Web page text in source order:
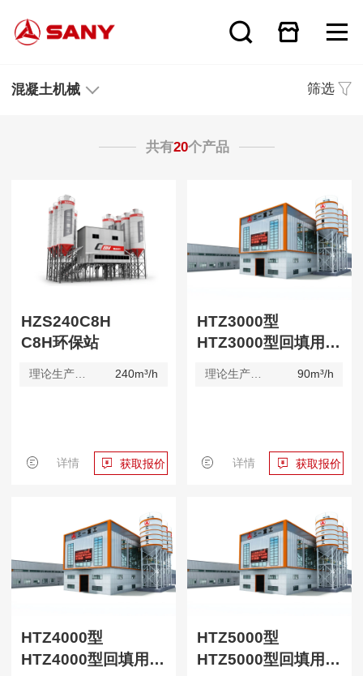
混凝土机械 筛选
共有20个产品
HZS240C8H
C8H环保站
理论生产效率 240m³/h
详情 获取报价
HTZ3000型
HTZ3000型回填用搅拌站
理论生产效率 90m³/h
详情 获取报价
HTZ4000型
HTZ4000型回填用搅拌站
HTZ5000型
HTZ5000型回填用搅拌站